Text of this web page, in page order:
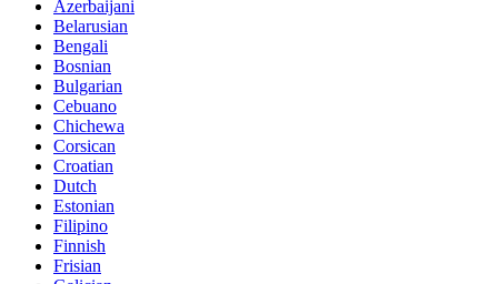
Azerbaijani
Belarusian
Bengali
Bosnian
Bulgarian
Cebuano
Chichewa
Corsican
Croatian
Dutch
Estonian
Filipino
Finnish
Frisian